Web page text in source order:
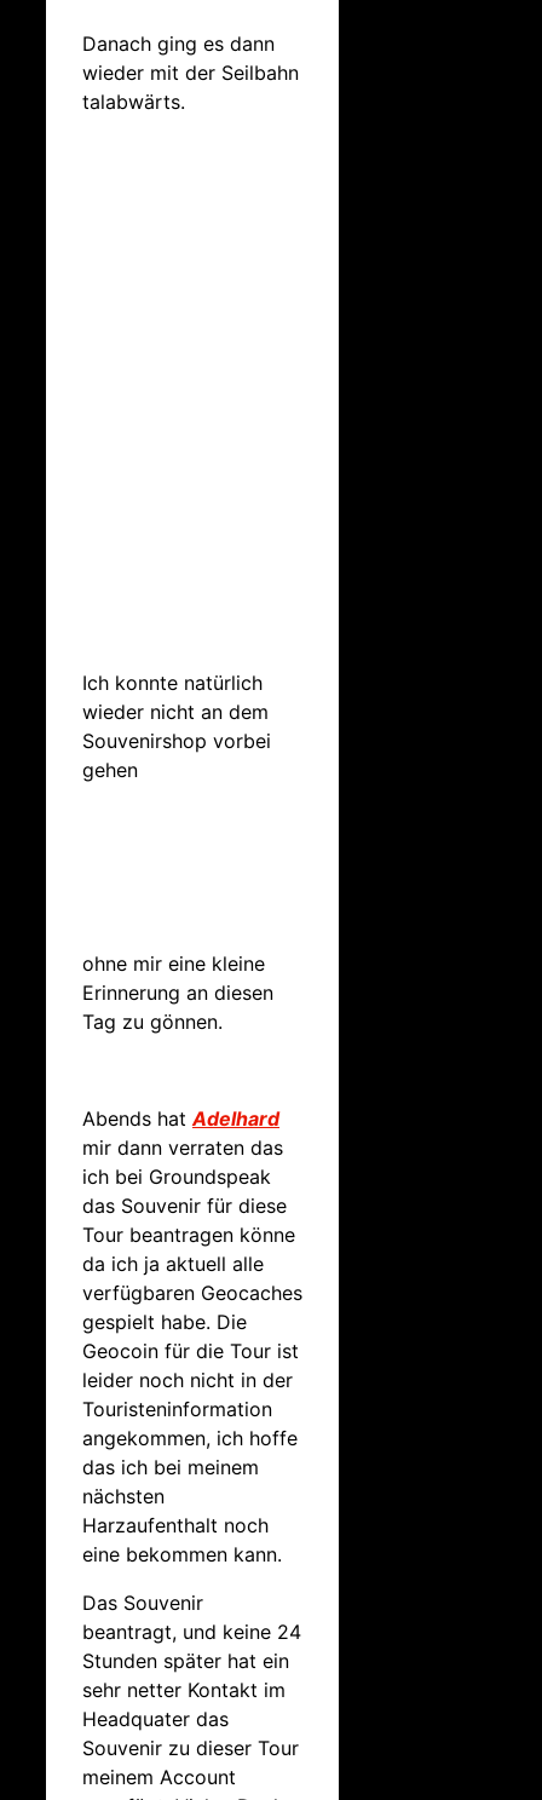
Danach ging es dann
wieder mit der Seilbahn
talabwärts.
Ich konnte natürlich
wieder nicht an dem
Souvenirshop vorbei
gehen
ohne mir eine kleine
Erinnerung an diesen
Tag zu gönnen.
Abends hat Adelhard
mir dann verraten das
ich bei Groundspeak
das Souvenir für diese
Tour beantragen könne
da ich ja aktuell alle
verfügbaren Geocaches
gespielt habe. Die
Geocoin für die Tour ist
leider noch nicht in der
Touristeninformation
angekommen, ich hoffe
das ich bei meinem
nächsten
Harzaufenthalt noch
eine bekommen kann.
Das Souvenir
beantragt, und keine 24
Stunden später hat ein
sehr netter Kontakt im
Headquater das
Souvenir zu dieser Tour
meinem Account